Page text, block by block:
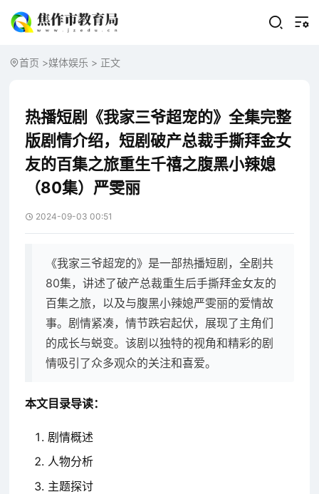
首页 >媒体娱乐 > 正文
热播短剧《我家三爷超宠的》全集完整
版剧情介绍，短剧破产总裁手撕拜金女
友的百集之旅重生千禧之腹黑小辣媳
（80集）严雯丽
2024-09-03 00:51
《我家三爷超宠的》是一部热播短剧，全剧共
80集，讲述了破产总裁重生后手撕拜金女友的
百集之旅，以及与腹黑小辣媳严雯丽的爱情故
事。剧情紧凑，情节跌宕起伏，展现了主角们
的成长与蜕变。该剧以独特的视角和精彩的剧
情吸引了众多观众的关注和喜爱。
本文目录导读：
剧情概述
人物分析
主题探讨